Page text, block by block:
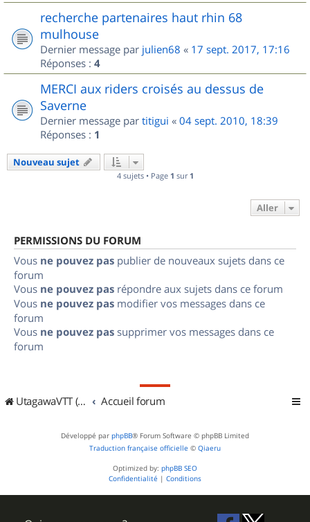
recherche partenaires haut rhin 68
mulhouse
Dernier message par julien68 « 17 sept. 2017, 17:16
Réponses : 4
MERCI aux riders croisés au dessus de
Saverne
Dernier message par titigui « 04 sept. 2010, 18:39
Réponses : 1
Nouveau sujet
4 sujets • Page 1 sur 1
Aller
PERMISSIONS DU FORUM
Vous ne pouvez pas publier de nouveaux sujets dans ce
forum
Vous ne pouvez pas répondre aux sujets dans ce forum
Vous ne pouvez pas modifier vos messages dans ce
forum
Vous ne pouvez pas supprimer vos messages dans ce
forum
UtagawaVTT (Randos VTT et VTTAE avec traces GPS) Accueil forum
Développé par phpBB® Forum Software © phpBB Limited
Traduction française officielle © Qiaeru
Optimized by: phpBB SEO
Confidentialité | Conditions